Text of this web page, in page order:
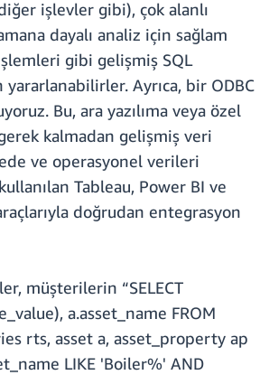
işlevler gibi), çok alanlı
dayalı analiz için sağlam
gibi gelişmiş SQL
Ayrıca, bir ODBC
Bu, ara yazılıma veya özel
kalmadan gelişmiş veri
ve operasyonel verileri
Tableau, Power BI ve
doğrudan entegrasyon
müşterilerin “SELECT
a.asset_name FROM
rts, asset a, asset_property ap
LIKE 'Boiler%' AND